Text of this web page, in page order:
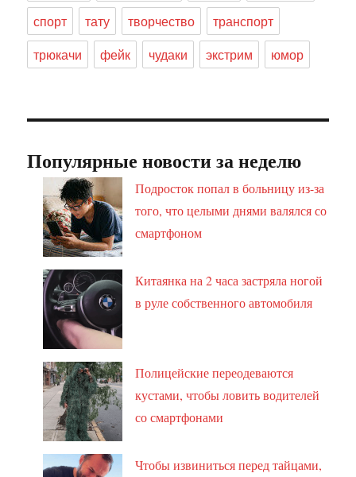
спорт
тату творчество
транспорт
трюкачи
фейк чудаки экстрим юмор
Популярные новости за неделю
Подросток попал в больницу из-за
того, что целыми днями валялся со
смартфоном
Китаянка на 2 часа застряла ногой
в руле собственного автомобиля
Полицейские переодеваются
кустами, чтобы ловить водителей
со смартфонами
Чтобы извиниться перед тайцами,